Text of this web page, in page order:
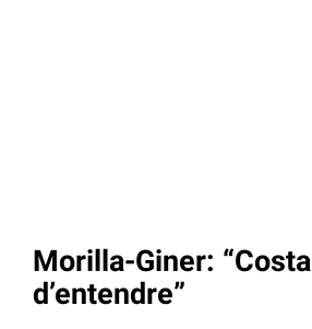
Morilla-Giner: “Costa
d’entendre”